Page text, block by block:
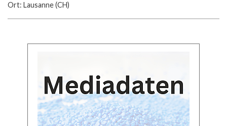
Ort: Lausanne (CH)